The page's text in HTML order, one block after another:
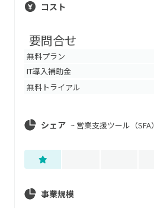
コスト
要問合せ
無料プラン
IT導入補助金
無料トライアル
シェア ~ 営業支援ツール（SFA）
事業規模